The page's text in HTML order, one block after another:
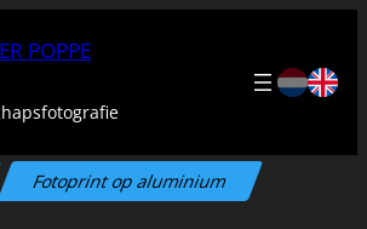
POPPE
Fotoprint op aluminium